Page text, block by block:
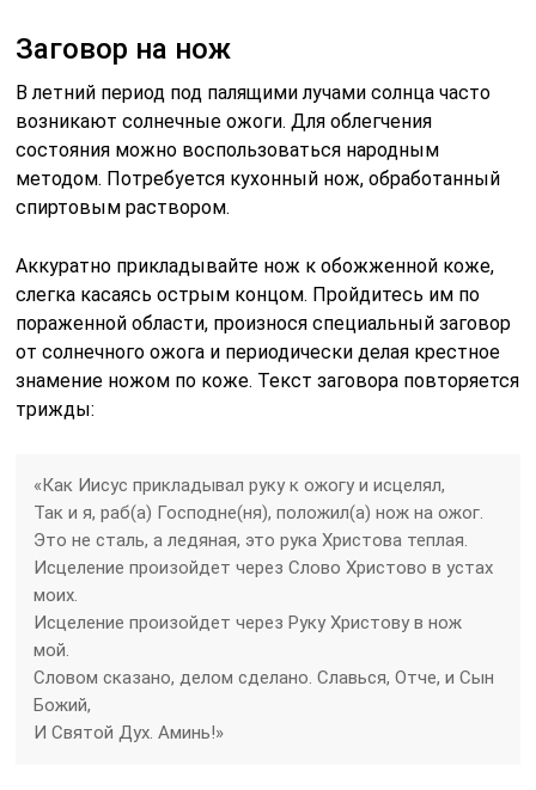
Заговор на нож
В летний период под палящими лучами солнца часто
возникают солнечные ожоги. Для облегчения
состояния можно воспользоваться народным
методом. Потребуется кухонный нож, обработанный
спиртовым раствором.
Аккуратно прикладывайте нож к обожженной коже,
слегка касаясь острым концом. Пройдитесь им по
пораженной области, произнося специальный заговор
от солнечного ожога и периодически делая крестное
знамение ножом по коже. Текст заговора повторяется
трижды:
«Как Иисус прикладывал руку к ожогу и исцелял,
Так и я, раб(а) Господне(ня), положил(а) нож на ожог.
Это не сталь, а ледяная, это рука Христова теплая.
Исцеление произойдет через Слово Христово в устах
моих.
Исцеление произойдет через Руку Христову в нож
мой.
Словом сказано, делом сделано. Славься, Отче, и Сын
Божий,
И Святой Дух. Аминь!»